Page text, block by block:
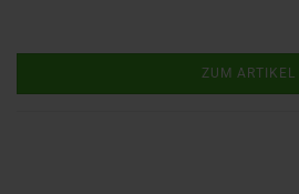
ZUM ARTIKEL